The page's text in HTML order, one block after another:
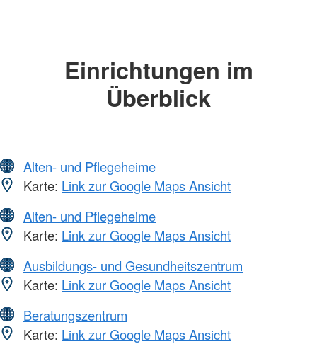
Einrichtungen im
Überblick
Alten- und Pflegeheime
Karte: Link zur Google Maps Ansicht
Alten- und Pflegeheime
Karte: Link zur Google Maps Ansicht
Ausbildungs- und Gesundheitszentrum
Karte: Link zur Google Maps Ansicht
Beratungszentrum
Karte: Link zur Google Maps Ansicht